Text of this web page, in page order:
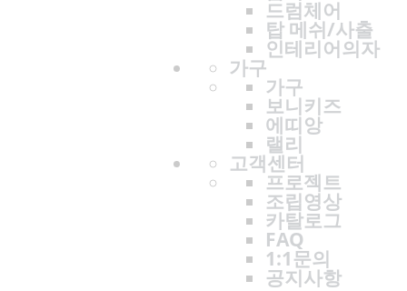
드럼체어
탑 메쉬/사출
인테리어의자
가구
가구
보니키즈
에띠앙
랠리
고객센터
프로젝트
조립영상
카탈로그
FAQ
1:1문의
공지사항